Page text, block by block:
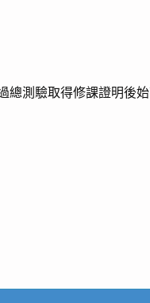
測驗取得修課證明後